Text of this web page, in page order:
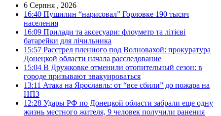
6 Серпня , 2026
16:40 Пушилин “нарисовал” Горловке 190 тысяч
населения
16:09 Прилади та аксесуари: флоуметр та літієві
батарейки для лічильника
15:57 Расстрел пленного под Волновахой: прокуратура
Донецкой области начала расследование
15:04 В Дружковке отменили отопительный сезон: в
городе призывают эвакуироваться
13:11 Атака на Ярославль: от “все сбили” до пожара на
НПЗ
12:28 Удары РФ по Донецкой области забрали еще одну
жизнь местного жителя, 9 человек получили ранения